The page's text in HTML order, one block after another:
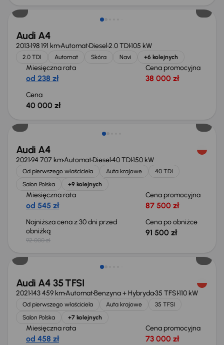
Audi A4
2013198 191 kmAutomatDiesel2.0 TDI105 kW
2.0 TDI Automat Skóra Navi +6 kolejnych
Miesięczna rata
od 238 zł
Cena promocyjna
38 000 zł
Cena
40 000 zł
Audi A4
202194 707 kmAutomatDiesel40 TDI150 kW
Od pierwszego właściciela Auta krajowe
40 TDI
Salon Polska
+9 kolejnych
Miesięczna rata
od 545 zł
Cena promocyjna
87 500 zł
Najniższa cena z 30 dni przed
obniżką
92 000 zł
Cena po obniżce
91 500 zł
Taniej o 3 000 zł
Audi A4 35 TFSI
2021143 459 kmAutomatBenzyna + Hybryda35 TFSI110 kW
Od pierwszego właściciela Auta krajowe
35 TFSI
Salon Polska
+7 kolejnych
Miesięczna rata
od 458 zł
Cena promocyjna
73 000 zł